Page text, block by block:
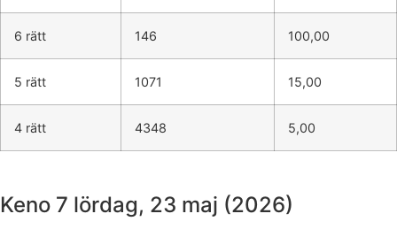
6 rätt 146 100,00
5 rätt 1071 15,00
4 rätt 4348 5,00
Keno 7 lördag, 23 maj (2026)